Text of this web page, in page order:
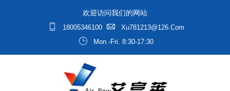
欢迎访问我们的网站
18005346100
Xu781213@126.com
Mon.-Fri. 8:30-17:30